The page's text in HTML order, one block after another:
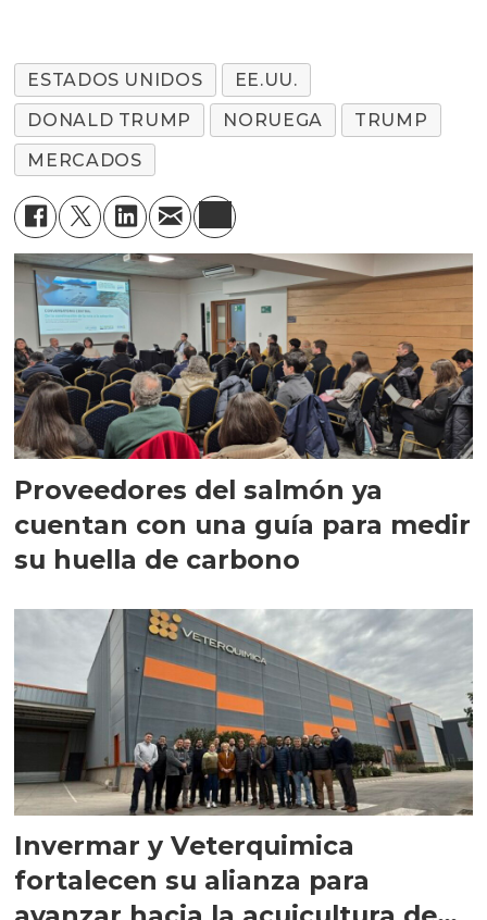
ESTADOS UNIDOS
EE.UU.
DONALD TRUMP
NORUEGA
TRUMP
MERCADOS
Proveedores del salmón ya
cuentan con una guía para medir
su huella de carbono
Invermar y Veterquimica
fortalecen su alianza para